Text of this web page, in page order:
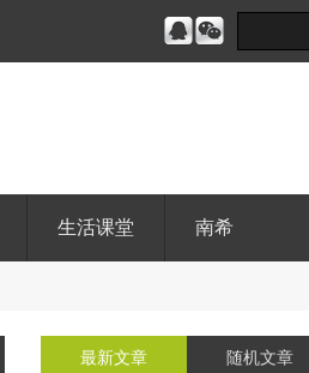
生活课堂 南希
最新文章 随机文章